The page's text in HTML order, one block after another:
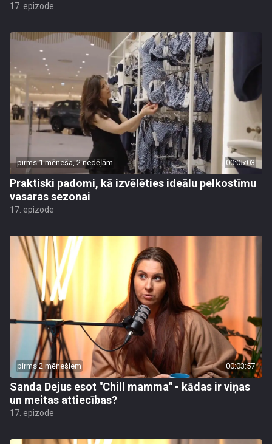
17. epizode
pirms 1 mēneša, 2 nedēļām 00:05:03
Praktiski padomi, kā izvēlēties ideālu pelkostīmu
vasaras sezonai
17. epizode
pirms 2 mēnešiem 00:03:57
Sanda Dejus esot "Chill mamma" - kādas ir viņas
un meitas attiecības?
17. epizode